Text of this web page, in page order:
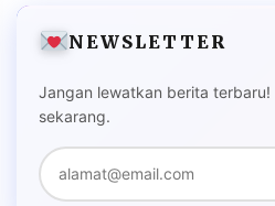
NEWSLETTER
Jangan lewatkan berita
sekarang.